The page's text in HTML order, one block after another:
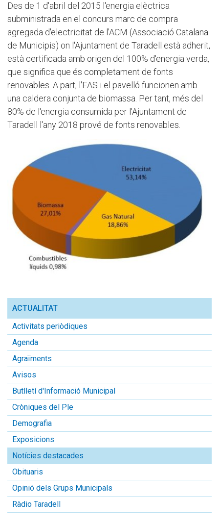
Des de 1 d'abril del 2015 l'energia elèctrica
subministrada en el concurs marc de compra
agregada d'electricitat de l'ACM (Associació Catalana
de Municipis) on l'Ajuntament de Taradell està adherit,
està certificada amb origen del 100% d'energia verda,
que significa que és completament de fonts
renovables. A part, l'EAS i el pavelló funcionen amb
una caldera conjunta de biomassa. Per tant, més del
80% de l'energia consumida per l'Ajuntament de
Taradell l'any 2018 prové de fonts renovables.
ACTUALITAT
Activitats periòdiques
Agenda
Agraïments
Avisos
Butlletí d'Informació Municipal
Cròniques del Ple
Demografia
Exposicions
Notícies destacades
Obituaris
Opinió dels Grups Municipals
Ràdio Taradell